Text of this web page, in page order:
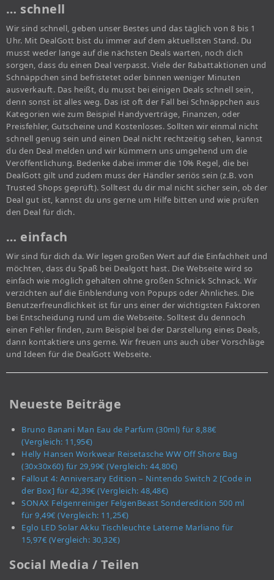
… schnell
Wir sind schnell, geben unser Bestes und das täglich von 8 bis 1
Uhr. Mit DealGott bist du immer auf dem aktuellsten Stand. Du
musst weder lange auf die nächsten Deals warten, noch dich
sorgen, dass du einen Deal verpasst. Viele der Rabattaktionen und
Schnäppchen sind befristetet oder binnen weniger Minuten
ausverkauft. Das heißt, du musst bei einigen Deals schnell sein,
denn sonst ist alles weg. Das ist oft der Fall bei Schnäppchen aus
Kategorien wie zum Beispiel Handyverträge, Finanzen, oder
Preisfehler, Gutscheine und Kostenloses. Sollten wir einmal nicht
schnell genug sein und einen Deal nicht rechtzeitig sehen, kannst
du den Deal melden und wir kümmern uns umgehend um die
Veröffentlichung. Bedenke dabei immer die 10% Regel, die bei
DealGott gilt und zudem muss der Händler seriös sein (z.B. von
Trusted Shops geprüft). Solltest du dir mal nicht sicher sein, ob der
Deal gut ist, kannst du uns gerne um Hilfe bitten und wie prüfen
den Deal für dich.
… einfach
Wir sind für dich da. Wir legen großen Wert auf die Einfachheit und
möchten, dass du Spaß bei Dealgott hast. Die Webseite wird so
einfach wie möglich gehalten ohne großen Schnick Schnack. Wir
verzichten auf die Einblendung von Popups oder Ähnliches. Die
Benutzerfreundlichkeit ist für uns einer der wichtigsten Faktoren
bei Entscheidung rund um die Webseite. Solltest du dennoch
einen Fehler finden, zum Beispiel bei der Darstellung eines Deals,
dann kontaktiere uns gerne. Wir freuen uns auch über Vorschläge
und Ideen für die DealGott Webseite.
Neueste Beiträge
Bruno Banani Man Eau de Parfum (30ml) für 8,88€
(Vergleich: 11,95€)
Helly Hansen Workwear Reisetasche WW Off Shore Bag
(30x30x60) für 29,99€ (Vergleich: 44,80€)
Fallout 4: Anniversary Edition – Nintendo Switch 2 [Code in
der Box] für 42,39€ (Vergleich: 48,48€)
SONAX Felgenreiniger FelgenBeast Sonderedition 500 ml
für 9,49€ (Vergleich: 11,25€)
Eglo LED Solar Akku Tischleuchte Laterne Marliano für
15,97€ (Vergleich: 30,32€)
Social Media / Teilen